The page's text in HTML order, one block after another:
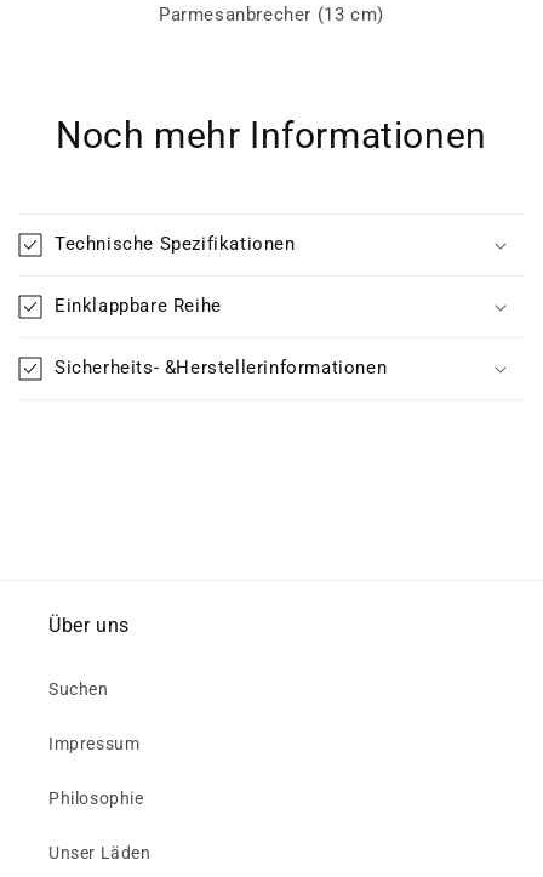
Parmesanbrecher (13 cm)
Noch mehr Informationen
Technische Spezifikationen
Einklappbare Reihe
Sicherheits- &Herstellerinformationen
Über uns
Suchen
Impressum
Philosophie
Unser Läden